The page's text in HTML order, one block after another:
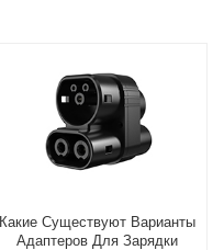
Какие Существуют Варианты
Адаптеров Для Зарядки